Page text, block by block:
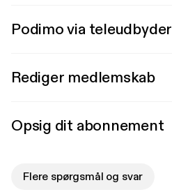
Podimo via teleudbyder
Rediger medlemskab
Opsig dit abonnement
Flere spørgsmål og svar